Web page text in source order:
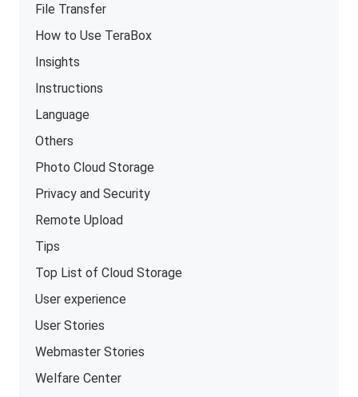
File Transfer
How to Use TeraBox
Insights
Instructions
Language
Others
Photo Cloud Storage
Privacy and Security
Remote Upload
Tips
Top List of Cloud Storage
User experience
User Stories
Webmaster Stories
Welfare Center